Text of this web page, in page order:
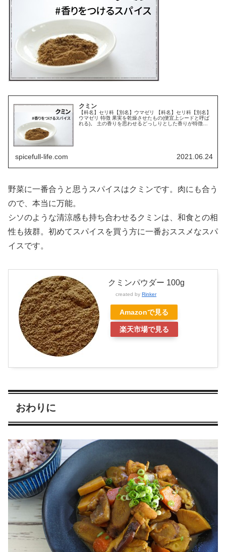
クミン
【科名】セリ科【別名】ウマゼリ 【科名】セリ科【別名】
ウマゼリ 特徴 果実を乾燥させたもの(便宜上シードと呼ば
れる)。 土の香りを思わせるどっしりとした香りが特徴。
spicefull-life.com 2021.06.24
野菜に一番合うと思うスパイスはクミンです。肉にも合う
ので、本当に万能。
シソのような清涼感も持ち合わせるクミンは、和食との相
性も抜群。初めてスパイスを買う方に一番おススメなスパ
イスです。
クミンパウダー 100g
created by Rinker
Amazonで見る
楽天市場で見る
おわりに